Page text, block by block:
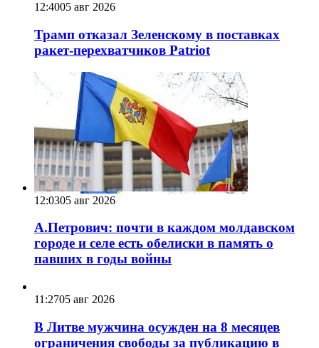
12:4005 авг 2026
Трамп отказал Зеленскому в поставках
ракет-перехватчиков Patriot
12:0305 авг 2026
А.Петрович: почти в каждом молдавском
городе и селе есть обелиски в память о
павших в годы войны
11:2705 авг 2026
В Литве мужчина осужден на 8 месяцев
ограничения свободы за публикацию в